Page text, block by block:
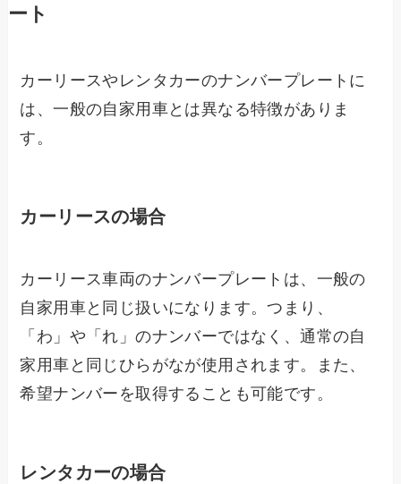
ート
カーリースやレンタカーのナンバープレートに
は、一般の自家用車とは異なる特徴がありま
す。
カーリースの場合
カーリース車両のナンバープレートは、一般の
自家用車と同じ扱いになります。つまり、
「わ」や「れ」のナンバーではなく、通常の自
家用車と同じひらがなが使用されます。また、
希望ナンバーを取得することも可能です。
レンタカーの場合